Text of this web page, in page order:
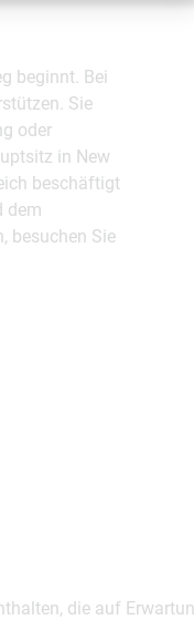
beginnt. Bei
Sie
oder
in New
beschäftigt
dem
besuchen Sie
die auf